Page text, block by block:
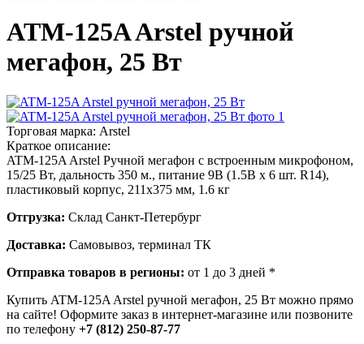
ATM-125A Arstel ручной
мегафон, 25 Вт
Торговая марка: Arstel
Краткое описание:
ATM-125A Arstel Ручной мегафон с встроенным микрофоном,
15/25 Вт, дальность 350 м., питание 9В (1.5В х 6 шт. R14),
пластиковый корпус, 211х375 мм, 1.6 кг
Отгрузка: Склад Санкт-Петербург
Доставка: Самовывоз, терминал ТК
Отправка товаров в регионы: от 1 до 3 дней *
Купить ATM-125A Arstel ручной мегафон, 25 Вт можно прямо
на сайте! Оформите заказ в интернет-магазине или позвоните
по телефону +7 (812) 250-87-77